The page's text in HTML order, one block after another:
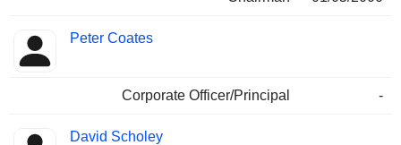
Peter Coates
Corporate Officer/Principal -
David Scholey